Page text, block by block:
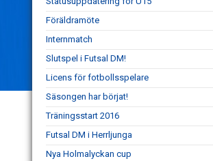
Föräldramöte
Internmatch
Slutspel i Futsal DM!
Licens för fotbollsspelare
Säsongen har börjat!
Träningsstart 2016
Futsal DM i Herrljunga
Nya Holmalyckan cup